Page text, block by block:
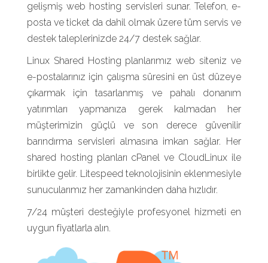
gelişmiş web hosting servisleri sunar. Telefon, e-
posta ve ticket da dahil olmak üzere tüm servis ve
destek taleplerinizde 24/7 destek sağlar.
Linux Shared Hosting planlarımız web siteniz ve
e-postalarınız için çalışma süresini en üst düzeye
çıkarmak için tasarlanmış ve pahalı donanım
yatırımları yapmanıza gerek kalmadan her
müşterimizin güçlü ve son derece güvenilir
barındırma servisleri almasına imkan sağlar. Her
shared hosting planları cPanel ve CloudLinux ile
birlikte gelir. Litespeed teknolojisinin eklenmesiyle
sunucularımız her zamankinden daha hızlıdır.
7/24 müşteri desteğiyle profesyonel hizmeti en
uygun fiyatlarla alın.